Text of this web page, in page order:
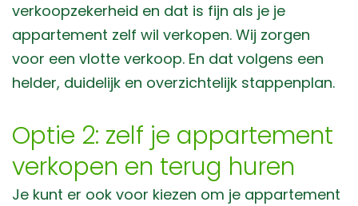
verkoopzekerheid en dat is fijn als je je
appartement zelf wil verkopen. Wij zorgen
voor een vlotte verkoop. En dat volgens een
helder, duidelijk en overzichtelijk stappenplan.
Optie 2: zelf je appartement
verkopen en terug huren
Je kunt er ook voor kiezen om je appartement